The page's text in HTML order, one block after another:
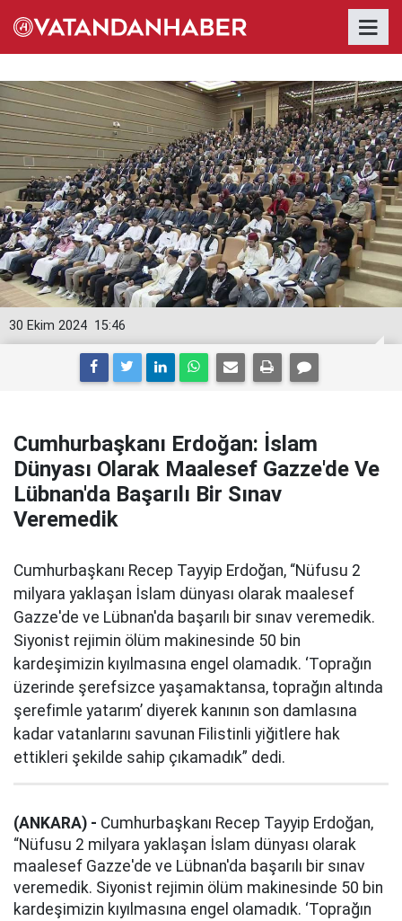
15:46
30 Ekim 2024
Cumhurbaşkanı Erdoğan: İslam
Dünyası Olarak Maalesef Gazze'de Ve
Lübnan'da Başarılı Bir Sınav
Veremedik
Cumhurbaşkanı Recep Tayyip Erdoğan, “Nüfusu 2
milyara yaklaşan İslam dünyası olarak maalesef
Gazze'de ve Lübnan'da başarılı bir sınav veremedik.
Siyonist rejimin ölüm makinesinde 50 bin
kardeşimizin kıyılmasına engel olamadık. ‘Toprağın
üzerinde şerefsizce yaşamaktansa, toprağın altında
şerefimle yatarım’ diyerek kanının son damlasına
kadar vatanlarını savunan Filistinli yiğitlere hak
ettikleri şekilde sahip çıkamadık” dedi.
(ANKARA) - Cumhurbaşkanı Recep Tayyip Erdoğan,
“Nüfusu 2 milyara yaklaşan İslam dünyası olarak
maalesef Gazze'de ve Lübnan'da başarılı bir sınav
veremedik. Siyonist rejimin ölüm makinesinde 50 bin
kardeşimizin kıyılmasına engel olamadık. ‘Toprağın